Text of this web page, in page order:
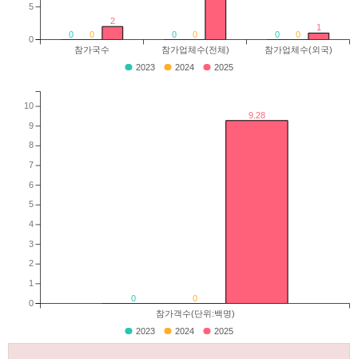
0 0 0
0 0 0
2
1
참가국수 참가업체수(전체) 참가업체수(외국)
0
5
2023 2024 2025
0 0
9.28
참가객수(단위:백명)
0
1
2
3
4
5
6
7
8
9
10
2023 2024 2025